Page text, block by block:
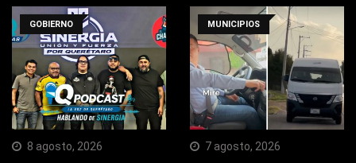
GOBIERNO
8 agosto, 2026
MUNICIPIOS
7 agosto, 2026